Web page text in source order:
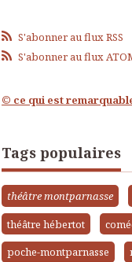
S'abonner au flux RSS
S'abonner au flux
© ce qui est
Tags populaires
théâtre montparnasse
théâtre hébertot
poche-montparnasse